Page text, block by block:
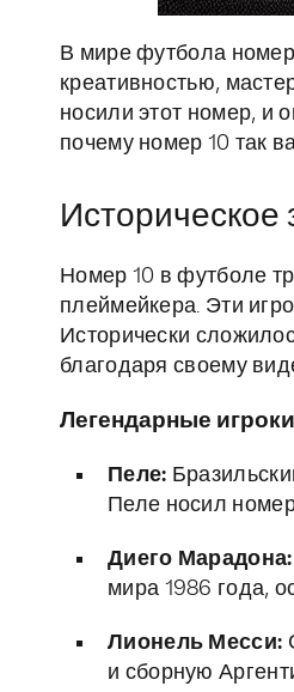
В мире футбола номер
креативностью,
носили этот номер, и
почему номер 10 так
Историческое
Номер 10 в футболе
плеймейкера. Эти
Исторически
благодаря своему
Легендарные
Пеле:
Пеле носил
Диего Марадона:
мира 1986 года,
Лионель Месси:
и сборную